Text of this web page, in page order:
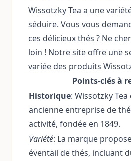
Wissotzky Tea a une
séduire. Vous vous
ces délicieux thés ? Ne
loin ! Notre site offre une
variée des produits
Points-clés à
Historique: Wissotzky Tea
ancienne entreprise de
activité, fondée en 1849.
Variété: La marque
éventail de thés, incluant